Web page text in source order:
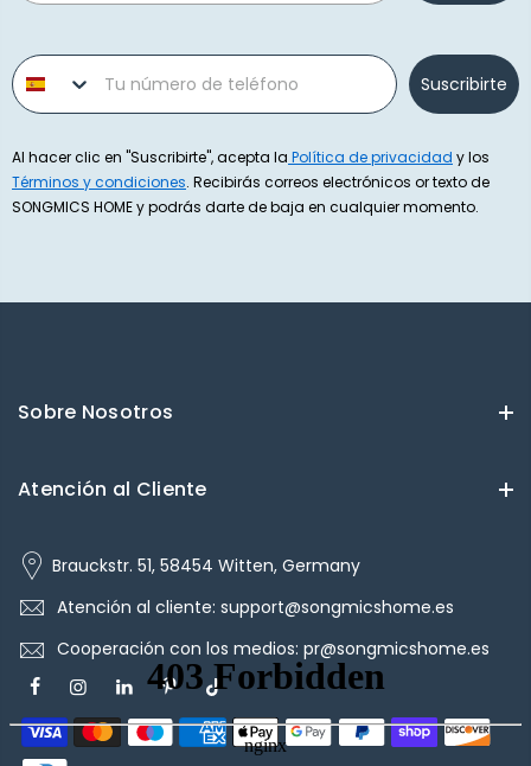
Phone number
Suscribirte
Al hacer clic en "Suscribirte", acepta la Política de privacidad y los
Términos y condiciones. Recibirás correos electrónicos or texto de
SONGMICS HOME y podrás darte de baja en cualquier momento.
Sobre Nosotros
Atención al Cliente
Brauckstr. 51, 58454 Witten, Germany
Atención al cliente: support@songmicshome.es
Cooperación con los medios: pr@songmicshome.es